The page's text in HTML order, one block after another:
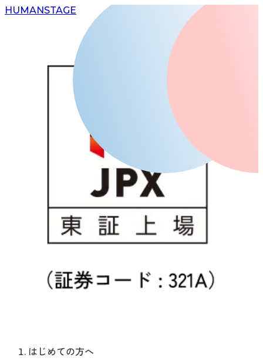
HUMANSTAGE
はじめての方へ